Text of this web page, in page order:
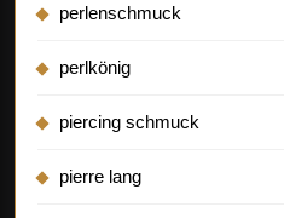
perlenschmuck
perlkönig
piercing schmuck
pierre lang